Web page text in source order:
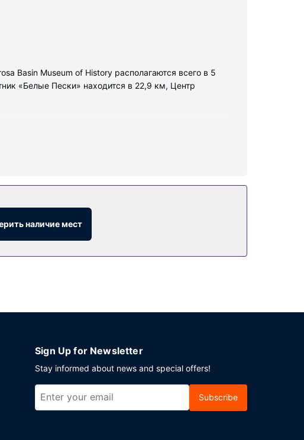
Basin Museum of History располагаются всего в 5
«Белые Пески» находится в 22,9 км, Центр
холодильник и плоскоэкранные телевизоры.
открытый бассейн сезонного использования. Этот
шопинг и место для пикника.
наличие мест
Sign Up for Newsletter
Stay informed about news and special offers!
Subscribe